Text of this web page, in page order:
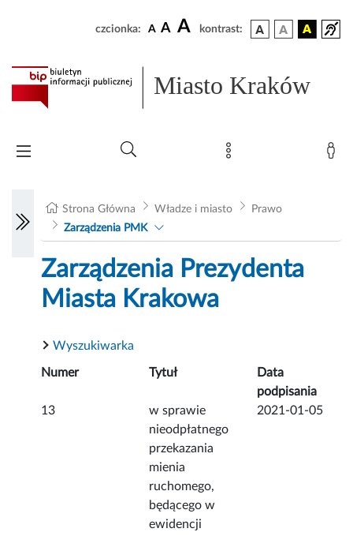
czcionka: A A A kontrast:
Miasto Kraków
Strona Główna Władze i miasto
Prawo
Zarządzenia PMK
Zarządzenia Prezydenta
Miasta Krakowa
Wyszukiwarka
Numer Tytuł
Data
podpisania
13
w sprawie
nieodpłatnego
przekazania
mienia
ruchomego,
będącego w
ewidencji
2021-01-05